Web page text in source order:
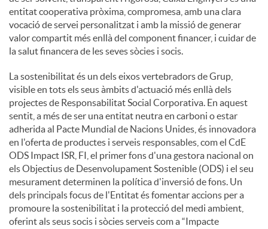
entitat cooperativa pròxima, compromesa, amb una clara
vocació de servei personalitzat i amb la missió de generar
valor compartit més enllà del component financer, i cuidar de
la salut financera de les seves sòcies i socis.
La sostenibilitat és un dels eixos vertebradors de Grup,
visible en tots els seus àmbits d'actuació més enllà dels
projectes de Responsabilitat Social Corporativa. En aquest
sentit, a més de ser una entitat neutra en carboni o estar
adherida al Pacte Mundial de Nacions Unides, és innovadora
en l'oferta de productes i serveis responsables, com el CdE
ODS Impact ISR, FI, el primer fons d'una gestora nacional on
els Objectius de Desenvolupament Sostenible (ODS) i el seu
mesurament determinen la política d'inversió de fons. Un
dels principals focus de l'Entitat és fomentar accions per a
promoure la sostenibilitat i la protecció del medi ambient,
oferint als seus socis i sòcies serveis com a “Impacte